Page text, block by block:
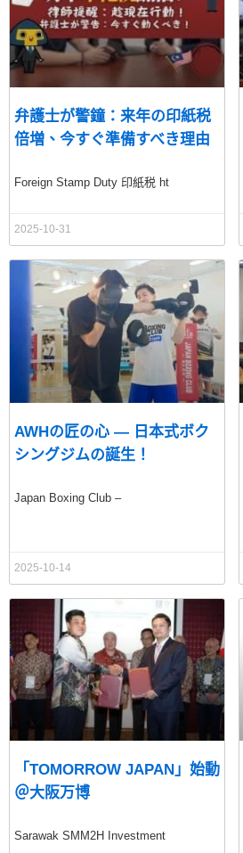
弁護士が警鐘：来年の印紙税
倍増、今すぐ準備すべき理由
Foreign Stamp Duty 印紙税 ht
2025-10-31
AWHの匠の⼼ — ⽇本式ボク
シングジムの誕⽣！
Japan Boxing Club –
2025-10-14
「TOMORROW JAPAN」始動
＠大阪万博
Sarawak SMM2H Investment